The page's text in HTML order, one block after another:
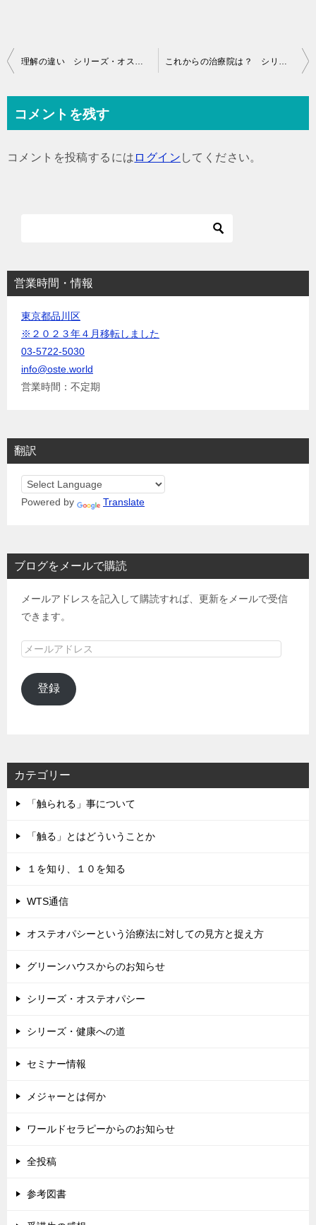
投
ビ
理解の違い シリーズ・オステオパシー これからの治療院は？ シリーズ・オステオパシー
コメントを残す
コメントを投稿するには ログイン してください。
営業時間・情報
東京都品川区
※２０２３年４月移転しました
03-5722-5030
info@oste.world
営業時間：不定期
翻訳
Powered by Translate
ブログをメールで購読
メールアドレスを記入して購読すれば、更新をメールで受信
できます。
メ
ル
ア
登録
カテゴリー
「触られる」事について
「触る」とはどういうことか
１を知り、１０を知る
WTS通信
オステオパシーという治療法に対しての見方と捉え方
グリーンハウスからのお知らせ
シリーズ・オステオパシー
シリーズ・健康への道
セミナー情報
メジャーとは何か
ワールドセラピーからのお知らせ
全投稿
参考図書